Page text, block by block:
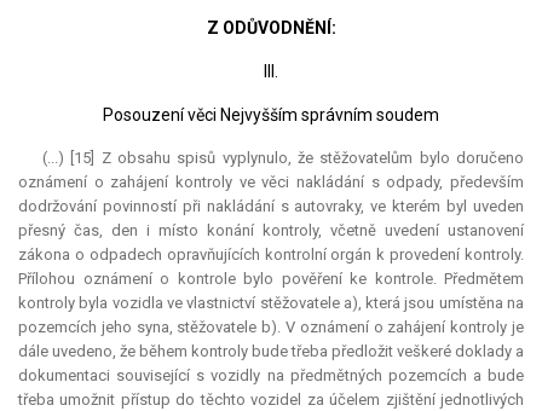
Z ODŮVODNĚNÍ:
III.
Posouzení věci Nejvyšším správním soudem
(...) [15] Z obsahu spisů vyplynulo, že stěžovatelům bylo doručeno
oznámení o zahájení kontroly ve věci nakládání s odpady, především
dodržování povinností při nakládání s autovraky, ve kterém byl uveden
přesný čas, den i místo konání kontroly, včetně uvedení ustanovení
zákona o odpadech opravňujících kontrolní orgán k provedení kontroly.
Přílohou oznámení o kontrole bylo pověření ke kontrole. Předmětem
kontroly byla vozidla ve vlastnictví stěžovatele a), která jsou umístěna na
pozemcích jeho syna, stěžovatele b). V oznámení o zahájení kontroly je
dále uvedeno, že během kontroly bude třeba předložit veškeré doklady a
dokumentaci související s vozidly na předmětných pozemcích a bude
třeba umožnit přístup do těchto vozidel za účelem zjištění jednotlivých